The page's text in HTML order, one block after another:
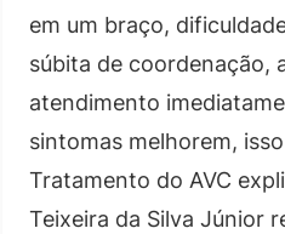
em um braço,
súbita de coordenação,
atendimento
sintomas melhorem,
Tratamento do AVC
Teixeira da Silva Júnior